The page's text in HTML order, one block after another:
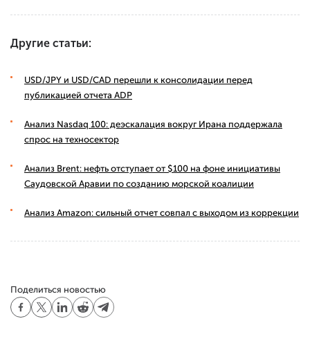
Другие статьи:
USD/JPY и USD/CAD перешли к консолидации перед
публикацией отчета ADP
Анализ Nasdaq 100: деэскалация вокруг Ирана поддержала
спрос на техносектор
Анализ Brent: нефть отступает от $100 на фоне инициативы
Саудовской Аравии по созданию морской коалиции
Анализ Amazon: сильный отчет совпал с выходом из коррекции
Поделиться новостью